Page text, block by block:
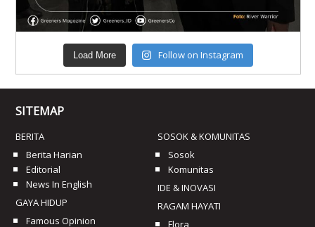
Load More Follow on Instagram
SITEMAP
BERITA
Berita Harian
Editorial
News In English
GAYA HIDUP
Famous Opinion
SOSOK & KOMUNITAS
Sosok
Komunitas
IDE & INOVASI
RAGAM HAYATI
Flora